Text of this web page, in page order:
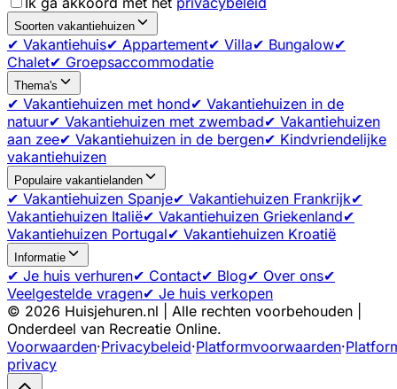
Soorten vakantiehuizen
✔ Vakantiehuis✔ Appartement✔ Villa✔ Bungalow✔
Chalet✔ Groepsaccommodatie
Thema's
✔ Vakantiehuizen met hond✔ Vakantiehuizen in de
natuur✔ Vakantiehuizen met zwembad✔ Vakantiehuizen
aan zee✔ Vakantiehuizen in de bergen✔ Kindvriendelijke
vakantiehuizen
Populaire vakantielanden
✔ Vakantiehuizen Spanje✔ Vakantiehuizen Frankrijk✔
Vakantiehuizen Italië✔ Vakantiehuizen Griekenland✔
Vakantiehuizen Portugal✔ Vakantiehuizen Kroatië
Informatie
✔ Je huis verhuren✔ Contact✔ Blog✔ Over ons✔
Veelgestelde vragen✔ Je huis verkopen
© 2026 Huisjehuren.nl | Alle rechten voorbehouden |
Onderdeel van Recreatie Online.
Voorwaarden·Privacybeleid·Platformvoorwaarden·
privacy